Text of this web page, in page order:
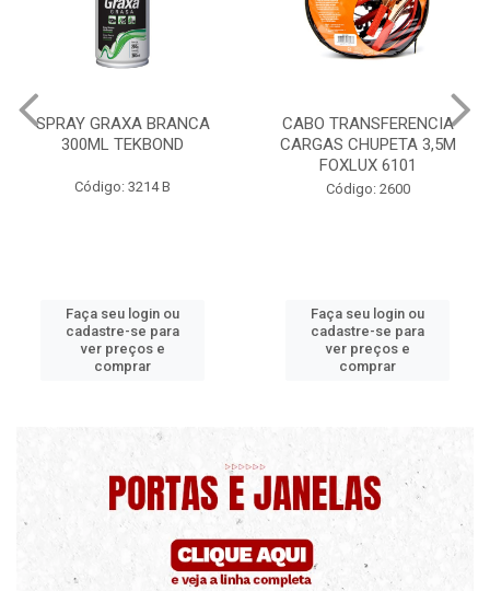
CABO TRANSFERENCIA
CARGAS CHUPETA 3,5M
Código: 2600
Faça seu login ou
cadastre-se para
ver preços e
comprar
CHAVE DE RODA TIPO CRUZ
17X19X21X23 FOX 4513
Código: 2628
Faça seu login ou
cadastre-se para
ver preços e
comprar